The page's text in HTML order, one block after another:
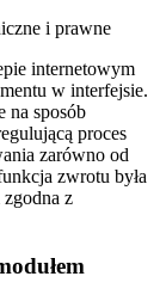
i prawne
internetowym
w interfejsie.
na sposób
proces
zarówno od
zwrotu była
zgodna z